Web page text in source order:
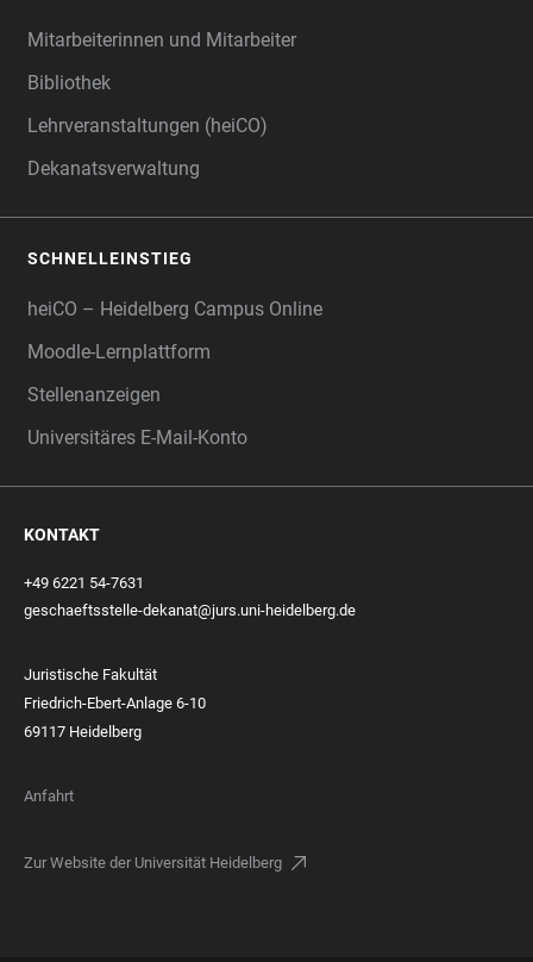
Mitarbeiterinnen und Mitarbeiter
Bibliothek
Lehrveranstaltungen (heiCO)
Dekanatsverwaltung
SCHNELLEINSTIEG
heiCO – Heidelberg Campus Online
Moodle-Lernplattform
Stellenanzeigen
Universitäres E-Mail-Konto
KONTAKT
+49 6221 54-7631
geschaeftsstelle-dekanat@jurs.uni-heidelberg.de
Juristische Fakultät
Friedrich-Ebert-Anlage 6-10
69117 Heidelberg
Anfahrt
Zur Website der Universität Heidelberg